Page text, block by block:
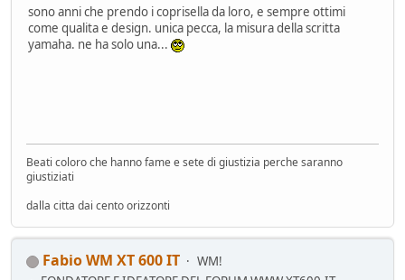
sono anni che prendo i coprisella da loro, e sempre ottimi
come qualita e design. unica pecca, la misura della scritta
yamaha. ne ha solo una...
Beati coloro che hanno fame e sete di giustizia perche saranno
giustiziati
dalla citta dai cento orizzonti
Fabio WM XT 600 IT
WM!